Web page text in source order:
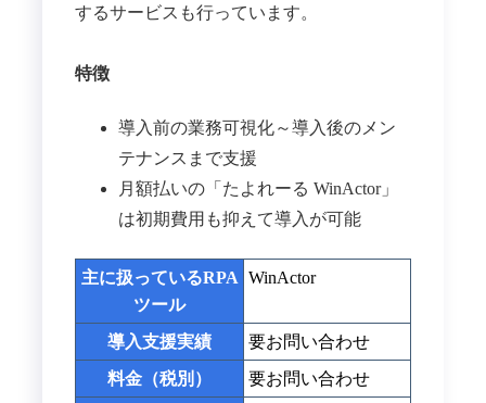
するサービスも行っています。
特徴
導入前の業務可視化～導入後のメン
テナンスまで支援
月額払いの「たよれーる WinActor」
は初期費用も抑えて導入が可能
主に扱っているRPA
ツール
WinActor
導入支援実績
要お問い合わせ
料金（税別）
要お問い合わせ